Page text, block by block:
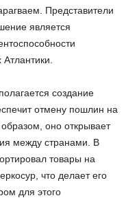
Представители
является
создание
отмену пошлин на
оно открывает
между странами. В
товары на
что делает его
для этого